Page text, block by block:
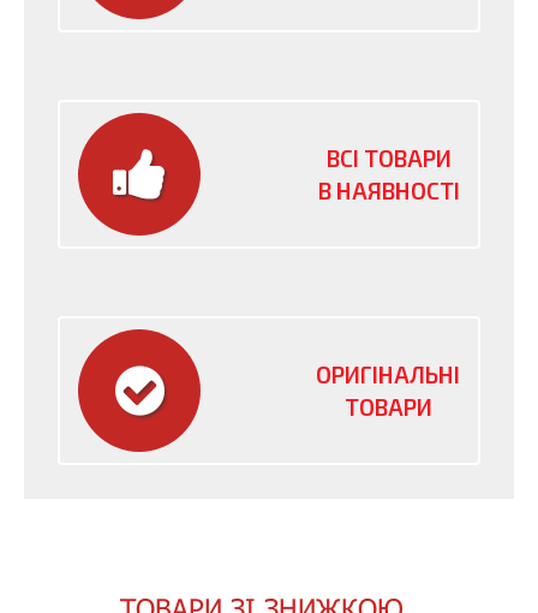
ВСІ ТОВАРИ
В НАЯВНОСТІ
ОРИГІНАЛЬНІ
ТОВАРИ